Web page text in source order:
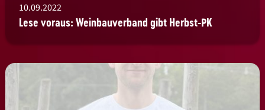
10.09.2022
Lese voraus: Weinbauverband gibt Herbst-PK